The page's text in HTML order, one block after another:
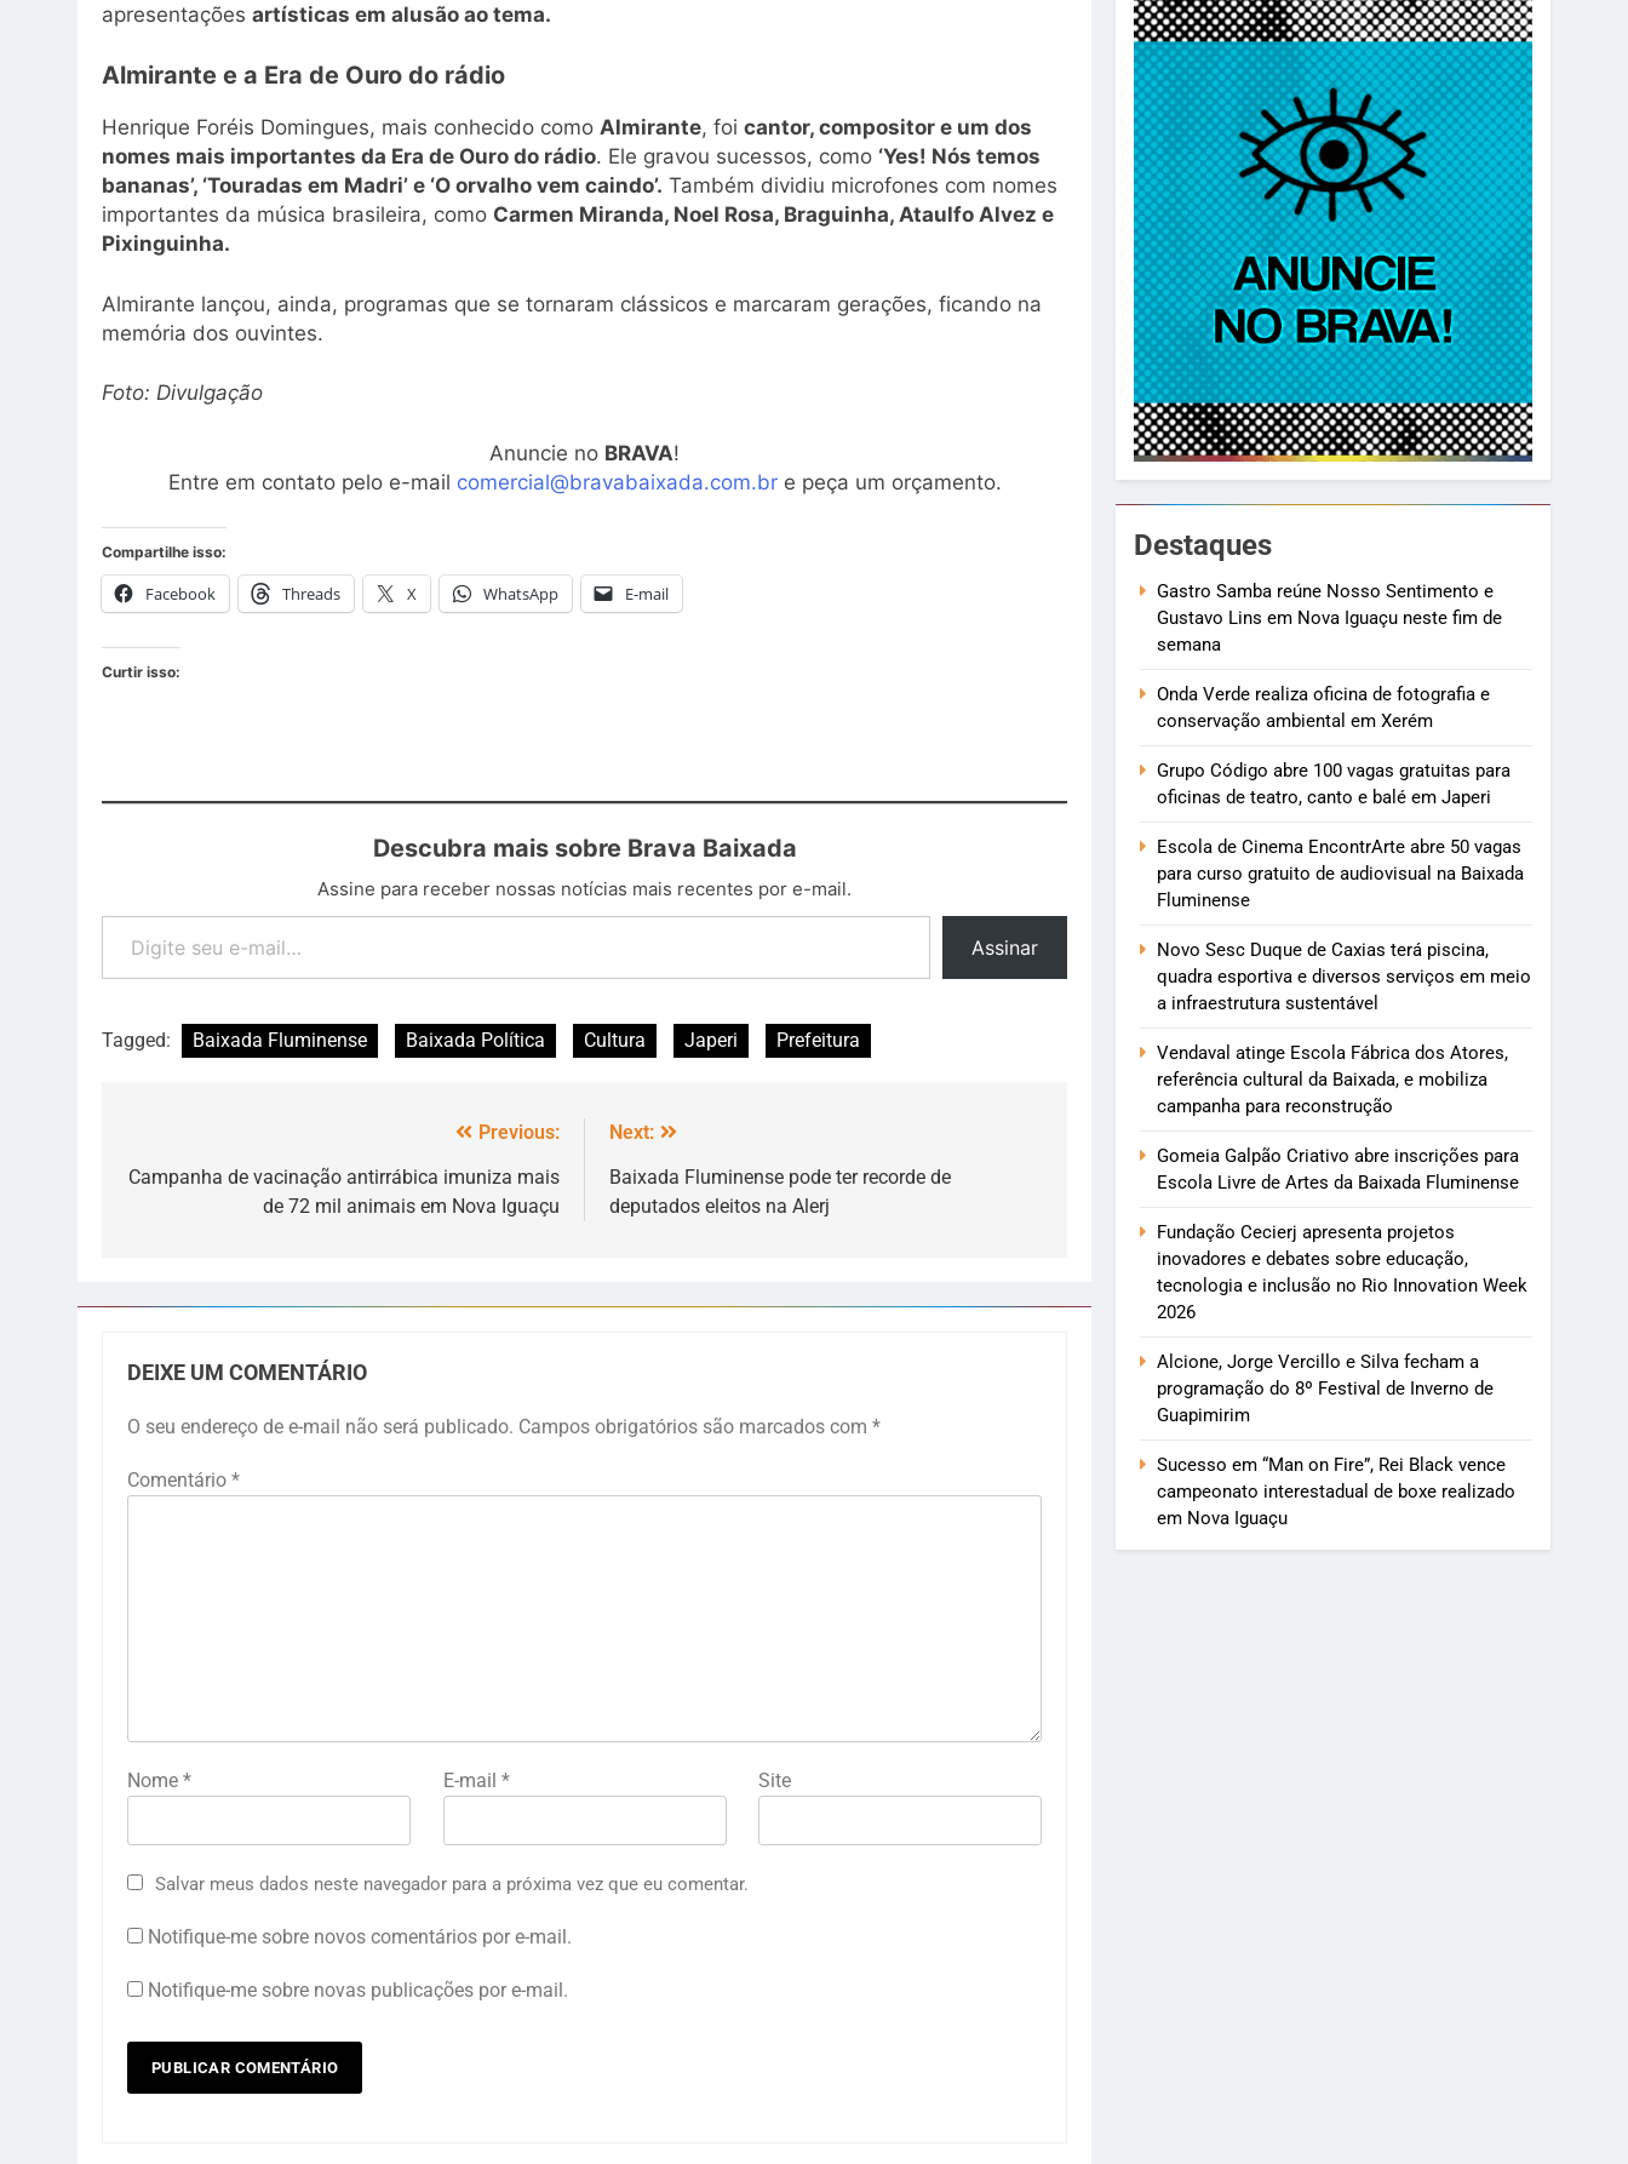
apresentações artísticas em alusão ao tema.
Almirante e a Era de Ouro do rádio
Henrique Foréis Domingues, mais conhecido como Almirante, foi cantor, compositor e um dos
nomes mais importantes da Era de Ouro do rádio. Ele gravou sucessos, como ‘Yes! Nós temos
bananas’, ‘Touradas em Madri’ e ‘O orvalho vem caindo’. Também dividiu microfones com nomes
importantes da música brasileira, como Carmen Miranda, Noel Rosa, Braguinha, Ataulfo Alvez e
Pixinguinha.
Almirante lançou, ainda, programas que se tornaram clássicos e marcaram gerações, ficando na
memória dos ouvintes.
Foto: Divulgação
Anuncie no BRAVA!
Entre em contato pelo e-mail comercial@bravabaixada.com.bre peça um orçamento.
Compartilhe isso:
Facebook Threads X WhatsApp E-mail
Curtir isso:
Descubra mais sobre Brava Baixada
Assine para receber nossas notícias mais recentes por e-mail.
Assinar
Tagged: Baixada Fluminense Baixada Política Cultura Japeri Prefeitura
Previous:
Campanha de vacinação antirrábica imuniza mais
de 72 mil animais em Nova Iguaçu
Next:
Baixada Fluminense pode ter recorde de
deputados eleitos na Alerj
DEIXE UM COMENTÁRIO
O seu endereço de e-mail não será publicado. Campos obrigatórios são marcados com *
Comentário *
Nome * E-mail * Site
Salvar meus dados neste navegador para a próxima vez que eu comentar.
Notifique-me sobre novos comentários por e-mail.
Notifique-me sobre novas publicações por e-mail.
Destaques
Gastro Samba reúne Nosso Sentimento e
Gustavo Lins em Nova Iguaçu neste fim de
semana
Onda Verde realiza oficina de fotografia e
conservação ambiental em Xerém
Grupo Código abre 100 vagas gratuitas para
oficinas de teatro, canto e balé em Japeri
Escola de Cinema EncontrArte abre 50 vagas
para curso gratuito de audiovisual na Baixada
Fluminense
Novo Sesc Duque de Caxias terá piscina,
quadra esportiva e diversos serviços em meio
a infraestrutura sustentável
Vendaval atinge Escola Fábrica dos Atores,
referência cultural da Baixada, e mobiliza
campanha para reconstrução
Gomeia Galpão Criativo abre inscrições para
Escola Livre de Artes da Baixada Fluminense
Fundação Cecierj apresenta projetos
inovadores e debates sobre educação,
tecnologia e inclusão no Rio Innovation Week
2026
Alcione, Jorge Vercillo e Silva fecham a
programação do 8º Festival de Inverno de
Guapimirim
Sucesso em “Man on Fire”, Rei Black vence
campeonato interestadual de boxe realizado
em Nova Iguaçu